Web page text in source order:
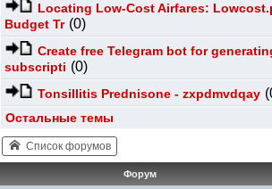
Locating Low-Cost Airfares:
Budget Tr (0)
Create free Telegram bot for
subscripti (0)
Tonsillitis Prednisone - zxpdmvdqay
Остальные темы
Список форумов
Форум